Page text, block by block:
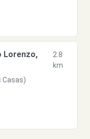
Lorenzo,
2.8
km
Casas)